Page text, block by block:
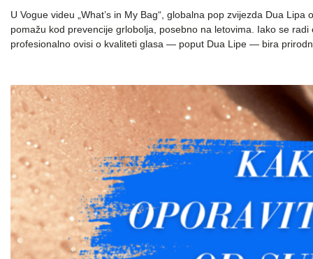
U Vogue videu „What’s in My Bag“, globalna pop zvijezda Dua
pomažu kod prevencije grlobolja, posebno na letovima. Iako se
profesionalno ovisi o kvaliteti glasa — poput Dua Lipe — bira